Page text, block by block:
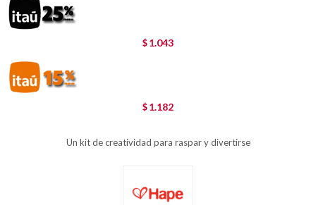
$ 1.043
$ 1.182
Un kit de creatividad para raspar y divertirse